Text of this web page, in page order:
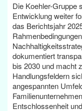
Die Koehler-Gruppe
Entwicklung weiter
das Berichtsjahr
dokumentiert
bis 2030 und macht
Handlungsfeldern
angespannten
Entschlossenheit